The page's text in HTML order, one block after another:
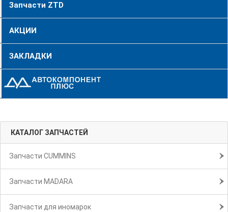
Запчасти ZTD
АКЦИИ
ЗАКЛАДКИ
КАТАЛОГ ЗАПЧАСТЕЙ
Запчасти CUMMINS
Запчасти MADARA
Запчасти для иномарок